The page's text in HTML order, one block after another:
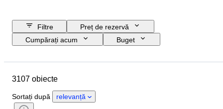
Filtre
Preț de rezervă
Cumpărați acum
Buget
Țara de Proveniență
Stare
Piatră
Certificare
3107 obiecte
Sortați după relevanță